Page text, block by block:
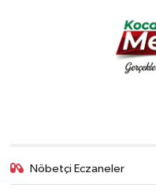
Nöbetçi Eczaneler